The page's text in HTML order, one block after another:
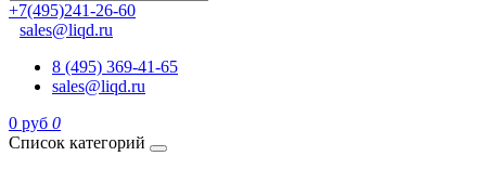
+7(495)241-26-60
sales@liqd.ru
8 (495) 369-41-65
sales@liqd.ru
0 руб 0
Список категорий